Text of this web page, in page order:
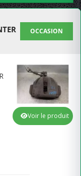
OCCASION
Voir le produit